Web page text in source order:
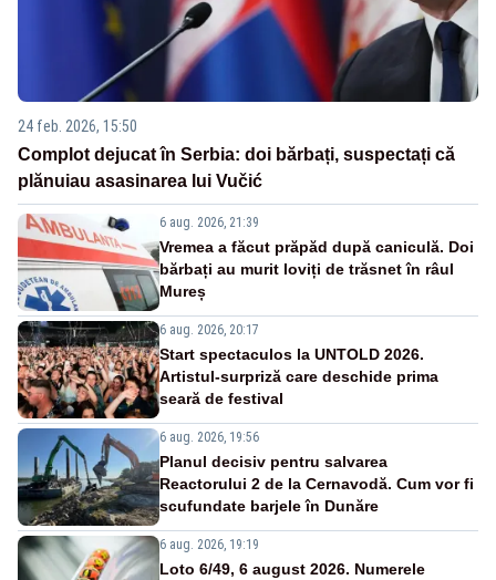
24 feb. 2026, 15:50
Complot dejucat în Serbia: doi bărbați, suspectați că
plănuiau asasinarea lui Vučić
6 aug. 2026, 21:39
Vremea a făcut prăpăd după caniculă. Doi
bărbați au murit loviți de trăsnet în râul
Mureș
6 aug. 2026, 20:17
Start spectaculos la UNTOLD 2026.
Artistul-surpriză care deschide prima
seară de festival
6 aug. 2026, 19:56
Planul decisiv pentru salvarea
Reactorului 2 de la Cernavodă. Cum vor fi
scufundate barjele în Dunăre
6 aug. 2026, 19:19
Loto 6/49, 6 august 2026. Numerele